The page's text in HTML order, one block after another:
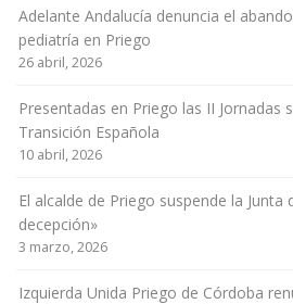
Adelante Andalucía denuncia el
pediatría en Priego
26 abril, 2026
Presentadas en Priego las II Jornadas
Transición Española
10 abril, 2026
El alcalde de Priego suspende la
decepción»
3 marzo, 2026
Izquierda Unida Priego de Córdoba